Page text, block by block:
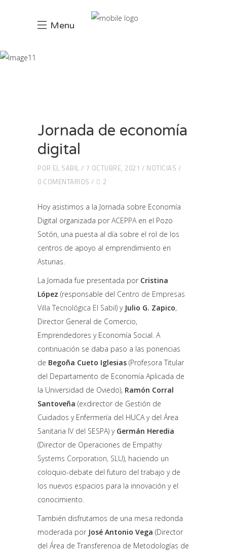
Menu
Jornada de economía
digital
POR EL SABIL 7 OCTUBRE, 2021
NOTICIAS
0 COMENTARIOS
2
Hoy asistimos a la Jornada sobre Economía
Digital organizada por ACEPPAen el Pozo
Sotón, una puesta al día sobre el rol de los
centros de apoyo al emprendimiento en
Asturias.
La Jornada fue presentada por Cristina
López (responsable del Centro de Empresas
Villa Tecnológica El Sabil) y Julio G. Zapico,
Director General de Comercio,
Emprendedores y Economía Social. A
continuación se daba paso a las ponencias
de Begoña Cueto Iglesias (Profesora Titular
del Departamento de Economía Aplicada de
la Universidad de Oviedo), Ramón Corral
Santoveña (exdirector de Gestión de
Cuidados y Enfermería del HUCA y del Área
Sanitaria IV del SESPA) y Germán Heredia
(Director de Operaciones de Empathy
Systems Corporation, SLU), haciendo un
coloquio-debate del futuro del trabajo y de
los nuevos espacios para la innovación y el
conocimiento.
También disfrutamos de una mesa redonda
moderada por José Antonio Vega (Director
del Área de Transferencia de Metodologías de